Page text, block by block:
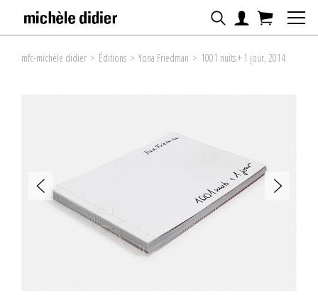
mfc-michèle didier > Éditions > Yona Friedman > 1001 nuits + 1 jour, 2014